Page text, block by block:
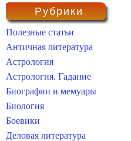
Рубрики
Полезные статьи
Античная литература
Астрология
Астрология. Гадание
Биографии и мемуары
Биология
Боевики
Деловая литература